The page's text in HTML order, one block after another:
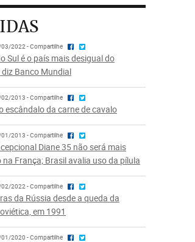
2022 - Compartilhe
Sul é o país mais desigual do
Banco Mundial
2013 - Compartilhe
escândalo da carne de cavalo
2013 - Compartilhe
Diane 35 não será mais
na França; Brasil avalia uso da pílula
2022 - Compartilhe
da Rússia desde a queda da
em 1991
2020 - Compartilhe